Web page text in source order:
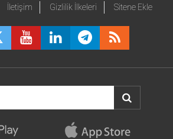
İletişim Gizlilik İlkeleri Sitene Ekle